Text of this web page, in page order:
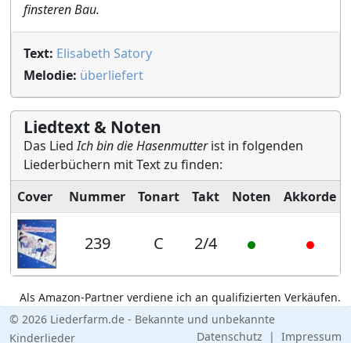
finsteren Bau.
Text: Elisabeth Satory
Melodie: überliefert
Liedtext & Noten
Das LiedIch bin die Hasenmutterist in folgenden
Liederbüchern mit Text zu finden:
Cover
Nummer Tonart Takt Noten Akkorde
239 C 2/4
Als Amazon-Partner verdiene ich an qualifizierten Verkäufen.
© 2026 Liederfarm.de - Bekannte und unbekannte
Kinderlieder
Datenschutz | Impressum